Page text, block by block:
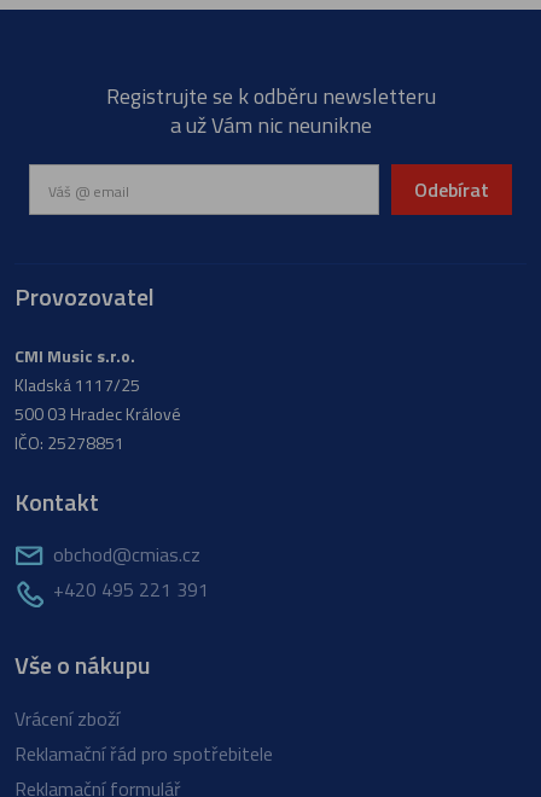
Registrujte se k odběru newsletteru
a už Vám nic neunikne
Odebírat
Provozovatel
CMI Music s.r.o.
Kladská 1117/25
500 03 Hradec Králové
IČO: 25278851
Kontakt
obchod@cmias.cz
+420 495 221 391
Vše o nákupu
Vrácení zboží
Reklamační řád pro spotřebitele
Reklamační formulář